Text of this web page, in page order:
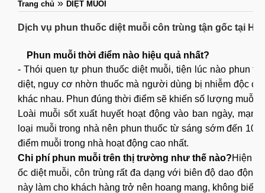
Trang chủ » DIỆT MUỖI
Dịch vụ phun thuốc diệt muỗi côn trùng tận gốc tại Hà
Phun muỗi thời điểm nào hiệu quả nhất?
- Thói quen tự phun thuốc diệt muỗi, tiện lúc nào phun
diệt, nguy cơ nhờn thuốc mà người dùng bị nhiễm độc
khác nhau. Phun đúng thời điểm sẽ khiến số lượng muỗi
Loài muỗi sốt xuất huyết hoạt động vào ban ngày,
loại muỗi trong nhà nên phun thuốc từ sáng sớm đến
điểm muỗi trong nhà hoạt động cao nhất.
Chi phí phun muỗi trên thị trường như thế nào?Hiện
ốc diệt muỗi, côn trùng rất đa dạng với biên độ dao
này làm cho khách hàng trở nên hoang mang, không biết